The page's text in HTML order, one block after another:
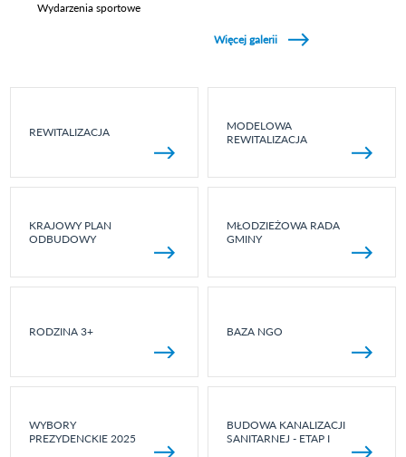
Wydarzenia sportowe
Więcej galerii
REWITALIZACJA
MODELOWA
REWITALIZACJA
KRAJOWY PLAN
ODBUDOWY
MŁODZIEŻOWA RADA
GMINY
RODZINA 3+ BAZA NGO
WYBORY
PREZYDENCKIE 2025
BUDOWA KANALIZACJI
SANITARNEJ - ETAP I